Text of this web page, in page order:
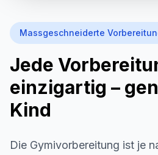
Massgeschneiderte
Jede
einzigartig –
Kind
Die Gymivorbereitung ist je